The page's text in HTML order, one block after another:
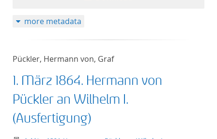
more metadata
Pückler, Hermann von, Graf
1. März 1864. Hermann von
Pückler an Wilhelm I.
(Ausfertigung)